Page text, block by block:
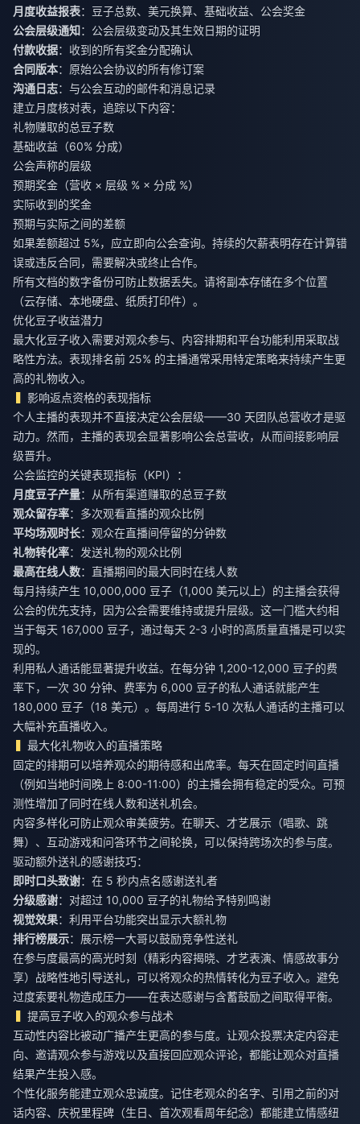
月度收益报表：豆子总数、美元换算、基础收益、公会奖金
公会层级通知：公会层级变动及其生效日期的证明
付款收据：收到的所有奖金分配确认
合同版本：原始公会协议的所有修订案
沟通日志：与公会互动的邮件和消息记录
建立月度核对表，追踪以下内容：
礼物赚取的总豆子数
基础收益（60% 分成）
公会声称的层级
预期奖金（营收 × 层级 % × 分成 %）
实际收到的奖金
预期与实际之间的差额
如果差额超过 5%，应立即向公会查询。持续的欠薪表明存在计算错
误或违反合同，需要解决或终止合作。
所有文档的数字备份可防止数据丢失。请将副本存储在多个位置
（云存储、本地硬盘、纸质打印件）。
优化豆子收益潜力
最大化豆子收入需要对观众参与、内容排期和平台功能利用采取战
略性方法。表现排名前 25% 的主播通常采用特定策略来持续产生更
高的礼物收入。
影响返点资格的表现指标
个人主播的表现并不直接决定公会层级——30 天团队总营收才是驱
动力。然而，主播的表现会显著影响公会总营收，从而间接影响层
级晋升。
公会监控的关键表现指标（KPI）：
月度豆子产量：从所有渠道赚取的总豆子数
观众留存率：多次观看直播的观众比例
平均场观时长：观众在直播间停留的分钟数
礼物转化率：发送礼物的观众比例
最高在线人数：直播期间的最大同时在线人数
每月持续产生 10,000,000 豆子（1,000 美元以上）的主播会获得
公会的优先支持，因为公会需要维持或提升层级。这一门槛大约相
当于每天 167,000 豆子，通过每天 2-3 小时的高质量直播是可以实
现的。
利用私人通话能显著提升收益。在每分钟 1,200-12,000 豆子的费
率下，一次 30 分钟、费率为 6,000 豆子的私人通话就能产生
180,000 豆子（18 美元）。每周进行 5-10 次私人通话的主播可以
大幅补充直播收入。
最大化礼物收入的直播策略
固定的排期可以培养观众的期待感和出席率。每天在固定时间直播
（例如当地时间晚上 8:00-11:00）的主播会拥有稳定的受众。可预
测性增加了同时在线人数和送礼机会。
内容多样化可防止观众审美疲劳。在聊天、才艺展示（唱歌、跳
舞）、互动游戏和问答环节之间轮换，可以保持跨场次的参与度。
驱动额外送礼的感谢技巧：
即时口头致谢：在 5 秒内点名感谢送礼者
分级感谢：对超过 10,000 豆子的礼物给予特别鸣谢
视觉效果：利用平台功能突出显示大额礼物
排行榜展示：展示榜一大哥以鼓励竞争性送礼
在参与度最高的高光时刻（精彩内容揭晓、才艺表演、情感故事分
享）战略性地引导送礼，可以将观众的热情转化为豆子收入。避免
过度索要礼物造成压力——在表达感谢与含蓄鼓励之间取得平衡。
提高豆子收入的观众参与战术
互动性内容比被动广播产生更高的参与度。让观众投票决定内容走
向、邀请观众参与游戏以及直接回应观众评论，都能让观众对直播
结果产生投入感。
个性化服务能建立观众忠诚度。记住老观众的名字、引用之前的对
话内容、庆祝里程碑（生日、首次观看周年纪念）都能建立情感纽